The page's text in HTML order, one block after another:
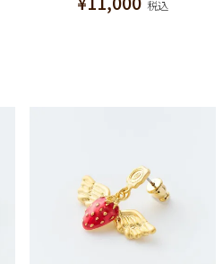
税込